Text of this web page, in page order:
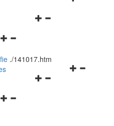
Navigationsmenü
Navigationsmenü
und
schließen
./141017.htm
Navigationsmenü
Navigationsmenü